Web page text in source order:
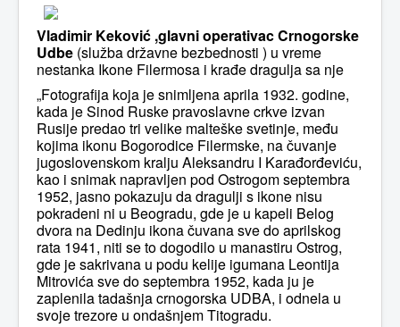
Vladimir Keković ,glavni operativac Crnogorske
Udbe (služba državne bezbednosti ) u vreme
nestanka Ikone Filermosa i krađe dragulja sa nje
„Fotografija koja je snimljena aprila 1932. godine,
kada je Sinod Ruske pravoslavne crkve izvan
Rusije predao tri velike malteške svetinje, među
kojima ikonu Bogorodice Filermske, na čuvanje
jugoslovenskom kralju Aleksandru I Karađorđeviću,
kao i snimak napravljen pod Ostrogom septembra
1952, jasno pokazuju da dragulji s ikone nisu
pokradeni ni u Beogradu, gde je u kapeli Belog
dvora na Dedinju ikona čuvana sve do aprilskog
rata 1941, niti se to dogodilo u manastiru Ostrog,
gde je sakrivana u podu kelije igumana Leontija
Mitrovića sve do septembra 1952, kada ju je
zaplenila tadašnja crnogorska UDBA, i odnela u
svoje trezore u ondašnjem Titogradu.